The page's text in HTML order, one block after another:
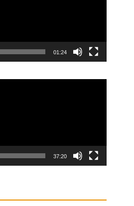
01:24
37:20